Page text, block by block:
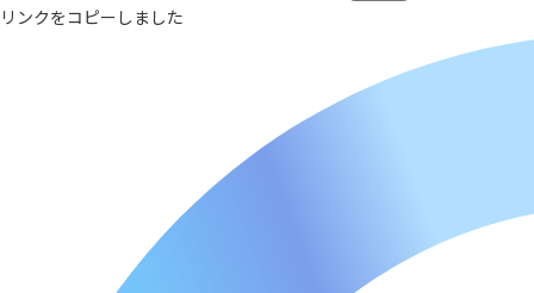
リンクをコピーしました